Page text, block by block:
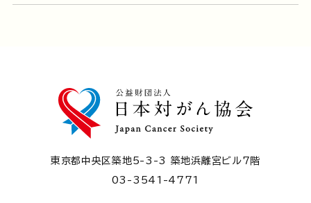
東京都中央区築地5-3-3 築地浜離宮ビル7階
03-3541-4771